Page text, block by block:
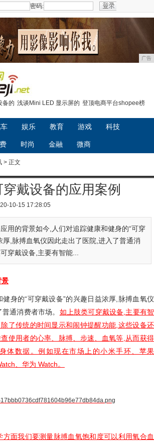
密码:
广告
备的 浅谈Mini LED 显示屏的 登顶电商平台shopee榜
娱乐 教育 游戏 科技
时尚 金融 微商
> 正文
穿戴设备的应用案例
10-15 17:28:05
用的背景如今,人们对追踪健康和健身的“可穿
厚,脉搏血氧仪因此走出了医院,进入了普通消
穿戴设备,主要有智能...
景
身的“可穿戴设备”的兴趣日益浓厚,脉搏血氧仪
通消费者市场。 如上肢类可穿戴设备,主要有智
了传统的时间显示和闹钟提醒功能,这些设备还
使用者的心率、脉搏、步速、血氧等,从而获得
体数据。例如现在市场上的小米手环、苹果
、华为 Watch。
方面我们要测量脉搏血氧饱和度可以利用氧合血